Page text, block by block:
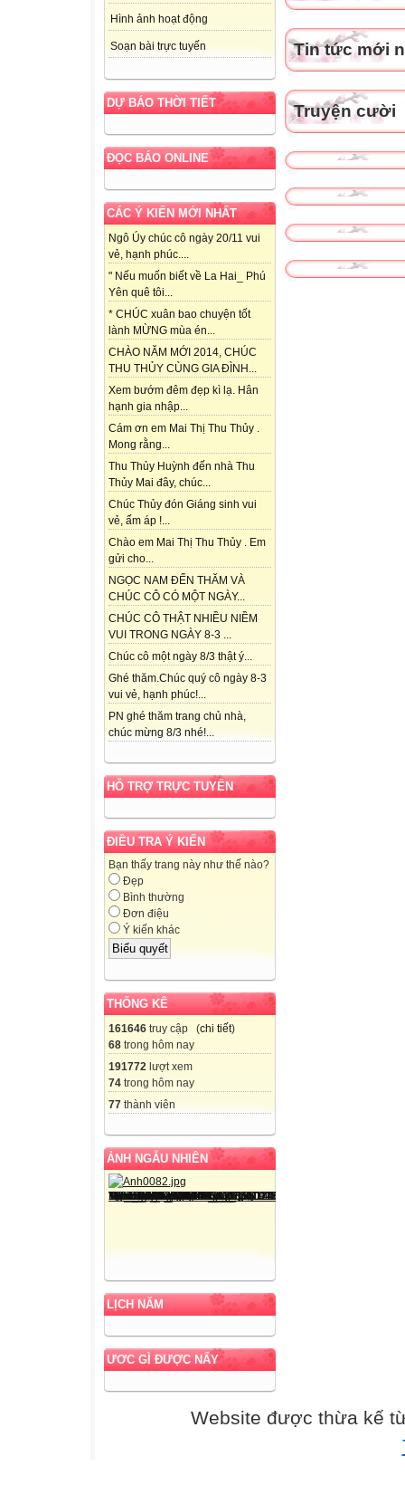
Hình ảnh hoạt động
Soạn bài trực tuyến
DỰ BÁO THỜI TIẾT
ĐỌC BÁO ONLINE
CÁC Ý KIẾN MỚI NHẤT
Ngô Úy chúc cô ngày 20/11 vui
vẻ, hạnh phúc....
" Nếu muốn biết về La Hai_ Phú
Yên quê tôi...
* CHÚC xuân bao chuyện tốt
lành MỪNG mùa én...
CHÀO NĂM MỚI 2014, CHÚC
THU THỦY CÙNG GIA ĐÌNH...
Xem bướm đêm đẹp kì lạ. Hân
hạnh gia nhập...
Cám ơn em Mai Thị Thu Thủy .
Mong rằng...
Thu Thủy Huỳnh đến nhà Thu
Thủy Mai đây, chúc...
Chúc Thủy đón Giáng sinh vui
vẻ, ấm áp !...
Chào em Mai Thị Thu Thủy . Em
gửi cho...
NGỌC NAM ĐẾN THĂM VÀ
CHÚC CÔ CÓ MỘT NGÀY...
CHÚC CÔ THẬT NHIỀU NIỀM
VUI TRONG NGÀY 8-3 ...
Chúc cô một ngày 8/3 thật ý...
Ghé thăm.Chúc quý cô ngày 8-3
vui vẻ, hạnh phúc!...
PN ghé thăm trang chủ nhà,
chúc mừng 8/3 nhé!...
HỖ TRỢ TRỰC TUYẾN
ĐIỀU TRA Ý KIẾN
Bạn thấy trang này như thế nào?
Đẹp
Bình thường
Đơn điệu
Ý kiến khác
THỐNG KÊ
161646 truy cập (chi tiết)
68 trong hôm nay
191772 lượt xem
74 trong hôm nay
77 thành viên
ẢNH NGẪU NHIÊN
LỊCH NĂM
ƯƠC GÌ ĐƯỢC NẤY
Tin tức mới
Truyện cười
Website được thừa kế